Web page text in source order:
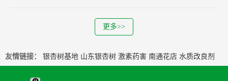
更多>>
友情链接： 银杏树基地 山东银杏树 激素药害 南通花店 水质改良剂